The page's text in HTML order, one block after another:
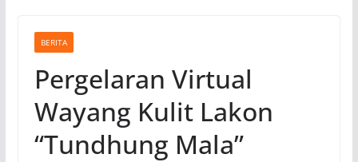
BERITA
Pergelaran Virtual
Wayang Kulit Lakon
“Tundhung Mala”